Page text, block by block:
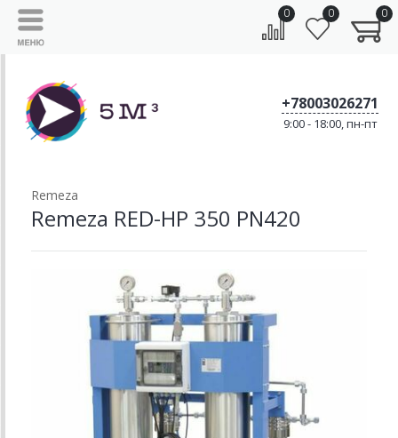
0 0 0
+78003026271
9:00 - 18:00, пн-пт
Remeza
Remeza RED-HP 350 PN420